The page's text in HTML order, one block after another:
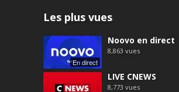
Les plus vues
En direct
Noovo en direct
8,863 vues
LIVE CNEWS
8,773 vues